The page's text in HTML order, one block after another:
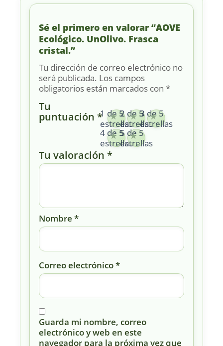
Sé el primero en valorar “AOVE
Ecológico. UnOlivo. Frasca
cristal.”
Tu dirección de correo electrónico no
será publicada. Los campos
obligatorios están marcados con *
Tu
puntuación *1 de 5
estrellas
2 de 5
estrellas
3 de 5
estrellas
4 de 5
estrellas
5 de 5
estrellas
Tu valoración *
Nombre *
Correo electrónico*
Guarda mi nombre, correo
electrónico y web en este
navegador para la próxima vez que